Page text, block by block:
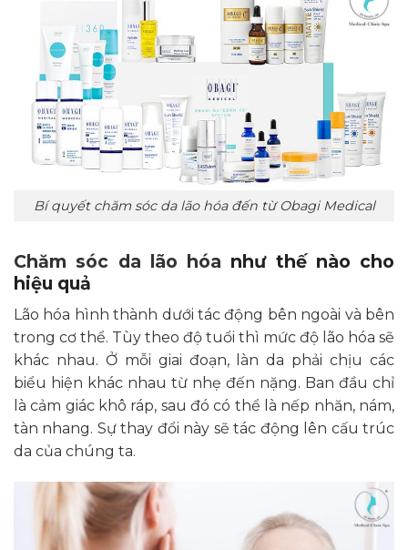
Bí quyết chăm sóc da lão hóa đến từ Obagi Medical
Chăm sóc da lão hóa như thế nào cho
hiệu quả
Lão hóa hình thành dưới tác động bên ngoài và bên
trong cơ thể. Tùy theo độ tuổi thì mức độ lão hóa sẽ
khác nhau. Ở mỗi giai đoạn, làn da phải chịu các
biểu hiện khác nhau từ nhẹ đến nặng. Ban đầu chỉ
là cảm giác khô ráp, sau đó có thể là nếp nhăn, nám,
tàn nhang. Sự thay đổi này sẽ tác động lên cấu trúc
da của chúng ta.